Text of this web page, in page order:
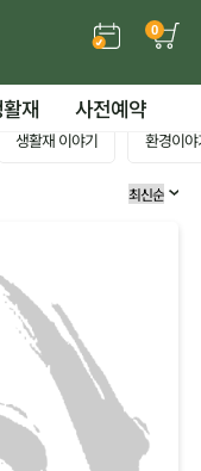
0
재 사전예약
생활재 이야기 환경이